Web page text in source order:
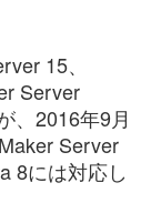
15、
Server
、2016年9月
Server
8には対応し